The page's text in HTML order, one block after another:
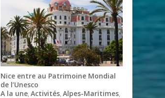
Nice entre au Patrimoine Mondial
de l’Unesco
A la une,Activités,Alpes-Maritimes,